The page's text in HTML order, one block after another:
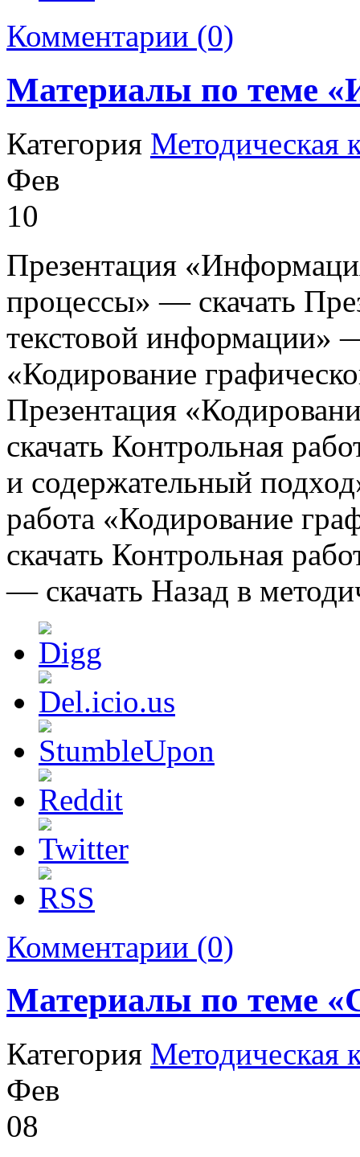
Комментарии (0)
Материалы по теме
Категория Методическая
Фев
10
Презентация
процессы» — скачать
текстовой информации»
«Кодирование
Презентация
скачать Контрольная
и содержательный
работа «Кодирование
скачать Контрольная
— скачать Назад в
Комментарии (0)
Материалы по теме
Категория Методическая
Фев
08